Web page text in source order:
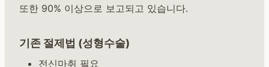
또한 90% 이상으로 보고되고 있습니다.
기존 절제법 (성형수술)
전신마취 필요